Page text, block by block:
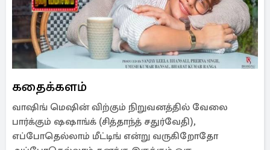
கதைக்களம்
வாஷிங் மெஷின் விற்கும் நிறுவனத்தில் வேலை
பார்க்கும் ஷஷாங்க் (சித்தாந்த் சதுர்வேதி),
எப்போதெல்லாம் மீட்டிங் என்று வருகிறோதோ